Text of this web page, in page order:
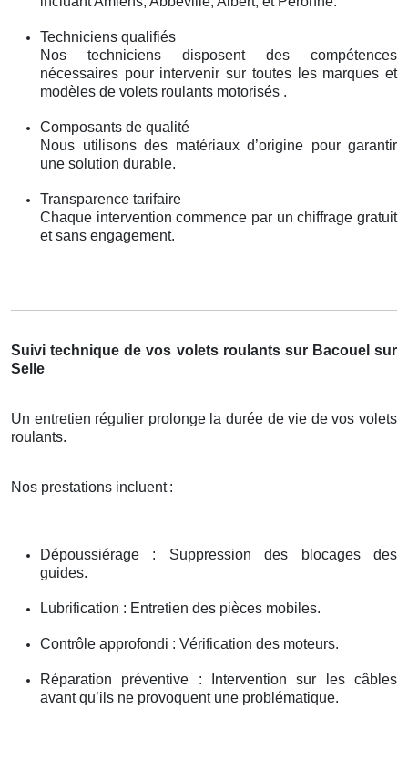
Techniciens qualifiés
Nos techniciens disposent des compétences
nécessaires pour intervenir sur toutes les marques et
modèles de volets roulants motorisés .
Composants de qualité
Nous utilisons des matériaux d’origine pour garantir
une solution durable.
Transparence tarifaire
Chaque intervention commence par un chiffrage gratuit
et sans engagement.
Suivi technique de vos volets roulants sur Bacouel sur
Selle
Un entretien régulier prolonge la durée de vie de vos volets
roulants.
Nos prestations incluent :
Dépoussiérage : Suppression des blocages des
guides.
Lubrification : Entretien des pièces mobiles.
Contrôle approfondi : Vérification des moteurs.
Réparation préventive : Intervention sur les câbles
avant qu’ils ne provoquent une problématique.